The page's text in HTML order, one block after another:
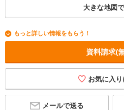
大きな地図
もっと詳しい情報をもらう！
資料請求(
お気に入り
メールで送る